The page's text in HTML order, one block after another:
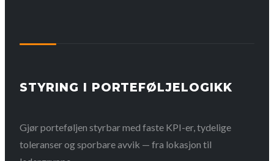
STYRING I PORTEFØLJELOGIKK
Gjør porteføljen styrbar med faste KPI-er, tydelige
toleranser og sporbare avvik — fra lokasjon til